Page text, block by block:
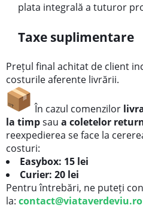
plata integrală a tuturor
Taxe suplimentare
Prețul final achitat de client
costurile aferente livrării.
În cazul comenzilor
la timpsau a coletelor
reexpedierea se face la
costuri:
Easybox: 15 lei
Curier: 20 lei
Pentru întrebări, ne puteți
la: contact@viataverdeviu.ro